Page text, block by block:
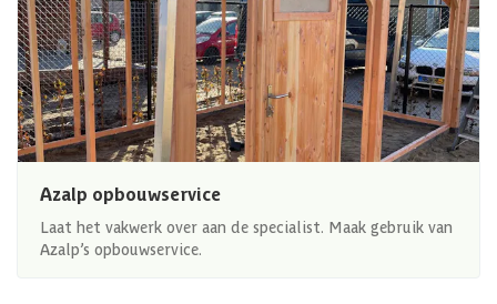
Azalp opbouwservice
Laat het vakwerk over aan de specialist. Maak gebruik van
Azalp’s opbouwservice.